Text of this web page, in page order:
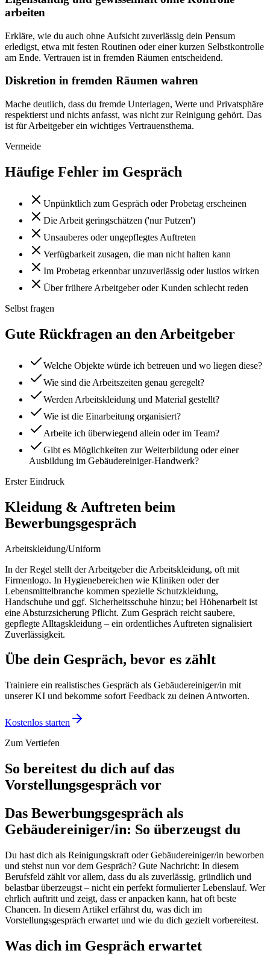
arbeiten
Erkläre, wie du auch ohne Aufsicht zuverlässig dein Pensum
erledigst, etwa mit festen Routinen oder einer kurzen Selbstkontrolle
am Ende. Vertrauen ist in fremden Räumen entscheidend.
Diskretion in fremden Räumen wahren
Mache deutlich, dass du fremde Unterlagen, Werte und Privatsphäre
respektierst und nichts anfasst, was nicht zur Reinigung gehört. Das
ist für Arbeitgeber ein wichtiges Vertrauensthema.
Vermeide
Häufige Fehler im Gespräch
Unpünktlich zum Gespräch oder Probetag erscheinen
Die Arbeit geringschätzen ('nur Putzen')
Unsauberes oder ungepflegtes Auftreten
Verfügbarkeit zusagen, die man nicht halten kann
Im Probetag erkennbar unzuverlässig oder lustlos wirken
Über frühere Arbeitgeber oder Kunden schlecht reden
Selbst fragen
Gute Rückfragen an den Arbeitgeber
Welche Objekte würde ich betreuen und wo liegen diese?
Wie sind die Arbeitszeiten genau geregelt?
Werden Arbeitskleidung und Material gestellt?
Wie ist die Einarbeitung organisiert?
Arbeite ich überwiegend allein oder im Team?
Gibt es Möglichkeiten zur Weiterbildung oder einer
Ausbildung im Gebäudereiniger-Handwerk?
Erster Eindruck
Kleidung & Auftreten beim
Bewerbungsgespräch
Arbeitskleidung/Uniform
In der Regel stellt der Arbeitgeber die Arbeitskleidung, oft mit
Firmenlogo. In Hygienebereichen wie Kliniken oder der
Lebensmittelbranche kommen spezielle Schutzkleidung,
Handschuhe und ggf. Sicherheitsschuhe hinzu; bei Höhenarbeit ist
eine Absturzsicherung Pflicht. Zum Gespräch reicht saubere,
gepflegte Alltagskleidung – ein ordentliches Auftreten signalisiert
Zuverlässigkeit.
Übe dein Gespräch, bevor es zählt
Trainiere ein realistisches Gespräch als Gebäudereiniger/in mit
unserer KI und bekomme sofort Feedback zu deinen Antworten.
Kostenlos starten
Zum Vertiefen
So bereitest du dich auf das
Vorstellungsgespräch vor
Das Bewerbungsgespräch als
Gebäudereiniger/in: So überzeugst du
Du hast dich als Reinigungskraft oder Gebäudereiniger/in beworben
und stehst nun vor dem Gespräch? Gute Nachricht: In diesem
Berufsfeld zählt vor allem, dass du als zuverlässig, gründlich und
belastbar überzeugst – nicht ein perfekt formulierter Lebenslauf. Wer
ehrlich auftritt und zeigt, dass er anpacken kann, hat oft beste
Chancen. In diesem Artikel erfährst du, was dich im
Vorstellungsgespräch erwartet und wie du dich gezielt vorbereitest.
Was dich im Gespräch erwartet